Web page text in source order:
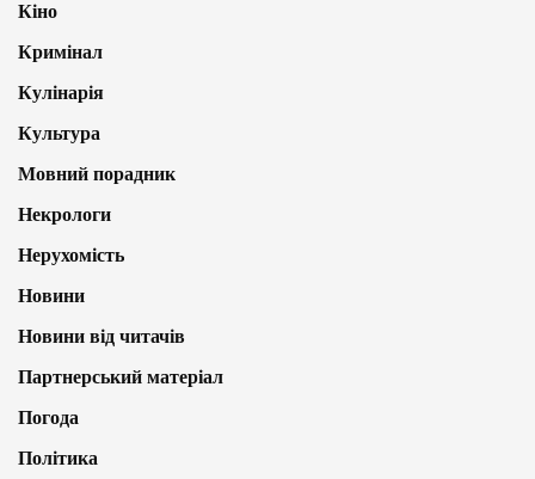
Кіно
Кримінал
Кулінарія
Культура
Мовний порадник
Некрологи
Нерухомість
Новини
Новини від читачів
Партнерський матеріал
Погода
Політика